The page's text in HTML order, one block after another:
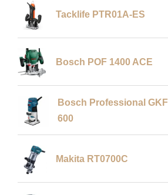
Tacklife PTR01A-ES
Bosch POF 1400 ACE
Bosch Professional GKF
600
Makita RT0700C